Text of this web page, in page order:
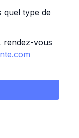
quel type de
rendez-vous